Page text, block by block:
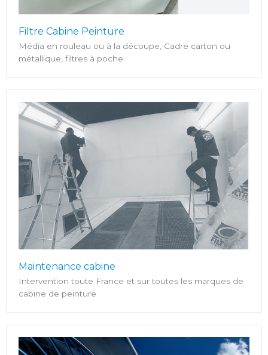
Filtre Cabine Peinture
Média en rouleau ou à la découpe, Cadre carton ou
métallique, filtres à poche
Maintenance cabine
Intervention toute France et sur toutes les marques de
cabine de peinture